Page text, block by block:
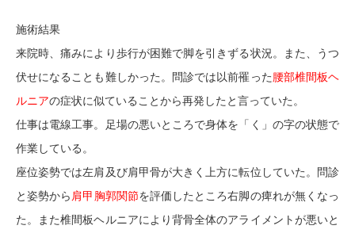
施術結果
来院時、痛みにより歩行が困難で脚を引きずる状況。また、うつ
伏せになることも難しかった。問診では以前罹った 腰部椎間板ヘ
ルニアの症状に似ていることから再発したと言っていた。
仕事は電線工事。足場の悪いところで身体を「く」の字の状態で
作業している。
座位姿勢では左肩及び肩甲骨が大きく上方に転位していた。問診
と姿勢から 肩甲胸郭関節を評価したところ右脚の痺れが無くなっ
た。また椎間板ヘルニアにより背骨全体のアライメントが悪いと